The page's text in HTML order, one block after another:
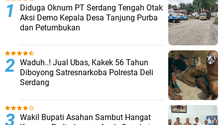
Diduga Oknum PT Serdang Tengah Otak
Aksi Demo Kepala Desa Tanjung Purba
dan Petumbukan
Waduh..! Jual Ubas, Kakek 56 Tahun
Diboyong Satresnarkoba Polresta Deli
Serdang
Wakil Bupati Asahan Sambut Hangat